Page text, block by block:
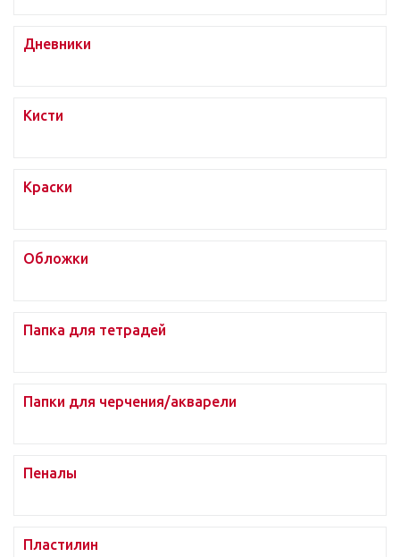
Дневники
Кисти
Краски
Обложки
Папка для тетрадей
Папки для черчения/акварели
Пеналы
Пластилин